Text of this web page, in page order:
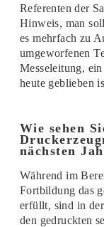
Referenten der
Hinweis, man
es mehrfach zu
umgeworfenen
Messeleitung,
heute geblieben
Wie sehen
nächsten
Während im
Fortbildung das
erfüllt, sind in
den gedruckten